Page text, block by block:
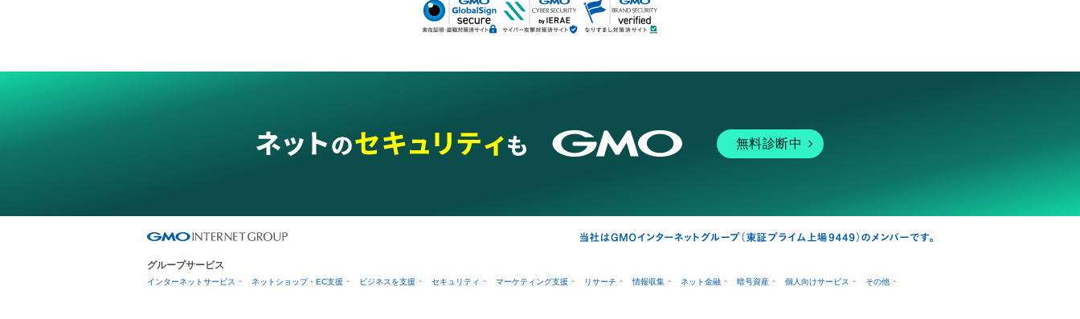
無料診断中
グループサービス
インターネットサービス ネットショップ・EC支援 ビジネスを支援 セキュリティ マーケティング支援 リサーチ 情報収集 ネット金融 暗号資産 個人向けサービス その他